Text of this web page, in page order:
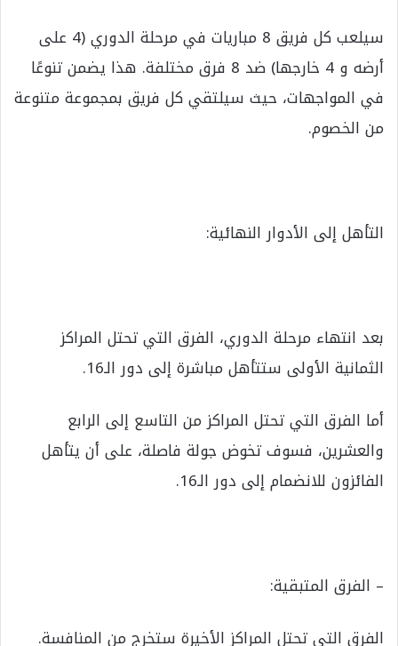
سيلعب كل فريق 8 مباريات في مرحلة الدوري (4 على
أرضه و 4 خارجها) ضد 8 فرق مختلفة. هذا يضمن تنوعًا
في المواجهات، حيث سيلتقي كل فريق بمجموعة متنوعة
من الخصوم.
التأهل إلى الأدوار النهائية:
بعد انتهاء مرحلة الدوري، الفرق التي تحتل المراكز
الثمانية الأولى ستتأهل مباشرة إلى دور الـ16.
أما الفرق التي تحتل المراكز من التاسع إلى الرابع
والعشرين، فسوف تخوض جولة فاصلة، على أن يتأهل
الفائزون للانضمام إلى دور الـ16.
– الفرق المتبقية:
الفرق التي تحتل المراكز الأخيرة ستخرج من المنافسة.